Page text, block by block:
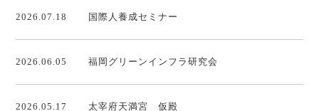
2026.07.18 国際人養成セミナー
2026.06.05 福岡グリーンインフラ研究会
2026.05.17 太宰府天満宮 仮殿